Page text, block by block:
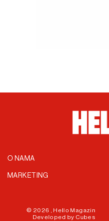
O NAMA
MARKETING
© 2026 , Hello Magazin
Developed by Cubes